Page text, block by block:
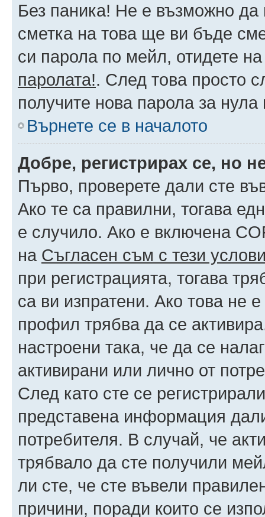
Без паника! Не е възможно да
сметка на това ще ви бъде
си парола по мейл, отидете
паролата!. След това просто
получите нова парола за
Върнете се в началото
Добре, регистрирах се, но
Първо, проверете дали сте
Ако те са правилни, тогава
е случило. Ако е включена
на Съгласен съм с тези
при регистрацията, тогава
са ви изпратени. Ако това не
профил трябва да се
настроени така, че да се
активирани или лично от
След като сте се
представена информация
потребителя. В случай, че
трябвало да сте получили
ли сте, че сте въвели
причини, поради които се